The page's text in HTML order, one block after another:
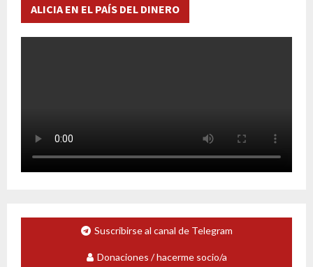
ALICIA EN EL PAÍS DEL DINERO
Suscribirse al canal de Telegram
Donaciones / hacerme socio/a